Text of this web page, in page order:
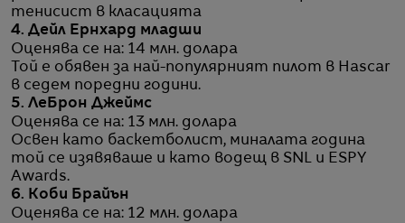
тенисист в класацията
4. Дейл Ернхард младши
Оценява се на: 14 млн. долара
Той е обявен за най-популярният пилот в Нascar
в седем поредни години.
5. ЛеБрон Джеймс
Оценява се на: 13 млн. долара
Освен като баскетболист, миналата година
той се изявяваше и като водещ в SNL и ESPY
Awards.
6. Коби Брайън
Оценява се на: 12 млн. долара